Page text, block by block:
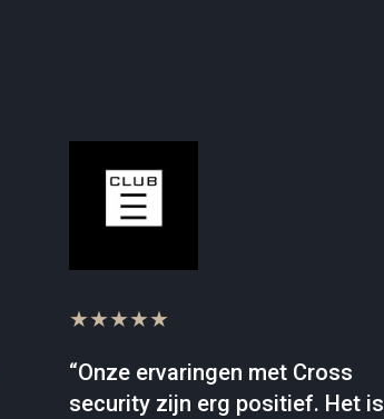
★★★★★
“Onze ervaringen met Cross
security zijn erg positief. Het is